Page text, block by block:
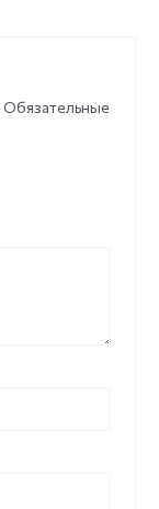
Обязательные